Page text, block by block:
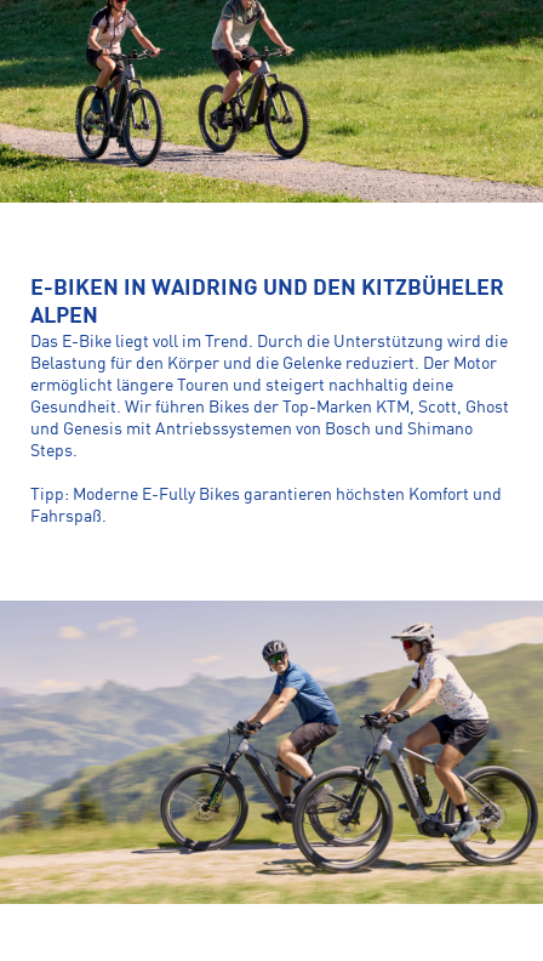
E-BIKEN IN WAIDRING UND DEN KITZBÜHELER
ALPEN
Das E-Bike liegt voll im Trend. Durch die Unterstützung wird die
Belastung für den Körper und die Gelenke reduziert. Der Motor
ermöglicht längere Touren und steigert nachhaltig deine
Gesundheit. Wir führen Bikes der Top-Marken KTM, Scott, Ghost
und Genesis mit Antriebssystemen von Bosch und Shimano
Steps.
Tipp: Moderne E-Fully Bikes garantieren höchsten Komfort und
Fahrspaß.